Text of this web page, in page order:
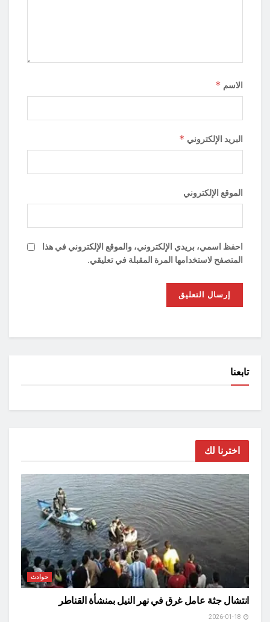
الاسم *
البريد الإلكتروني *
الموقع الإلكتروني
احفظ اسمي، بريدي الإلكتروني، والموقع الإلكتروني في هذا
المتصفح لاستخدامها المرة المقبلة في تعليقي.
تابعنا
اخترنا لك
حوادث
انتشال جثة عامل غرق في نهر النيل بمنشأة القناطر